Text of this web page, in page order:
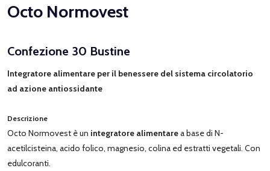
Octo Normovest
Confezione 30 Bustine
Integratore alimentare per il benessere del sistema circolatorio
ad azione antiossidante
Descrizione
Octo Normovest è un integratore alimentarea base di N-
acetilcisteina, acido folico, magnesio, colina ed estratti vegetali. Con
edulcoranti.